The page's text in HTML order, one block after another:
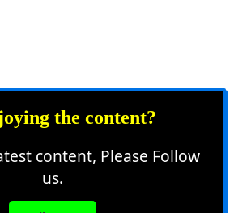
the content?
content, Please Follow
us.